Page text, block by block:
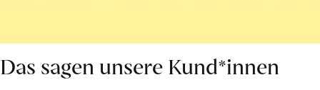
Das sagen unsere Kund*innen